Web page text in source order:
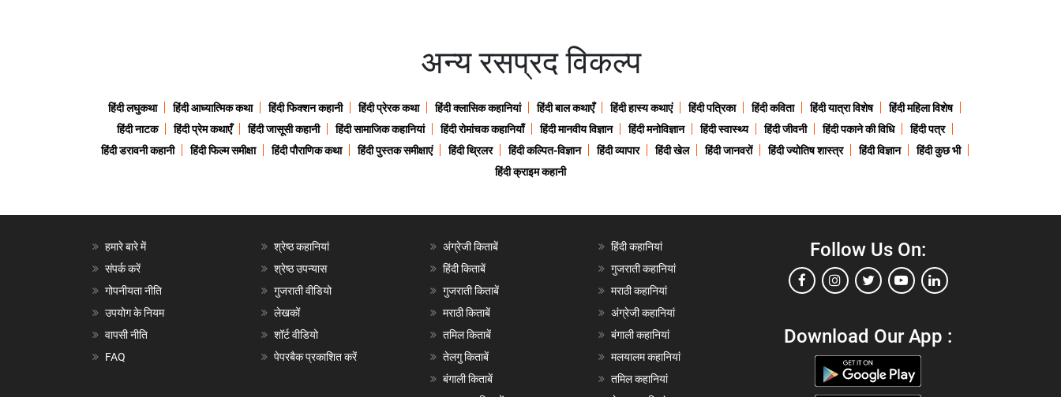
अन्य रसप्रद विकल्प
हिंदी लघुकथा हिंदी आध्यात्मिक कथा हिंदी फिक्शन कहानी हिंदी प्रेरक कथा हिंदी क्लासिक कहानियां हिंदी बाल कथाएँ हिंदी हास्य कथाएं हिंदी पत्रिका हिंदी कविता हिंदी यात्रा विशेष
हिंदी महिला विशेष
हिंदी नाटक
हिंदी प्रेम कथाएँ हिंदी जासूसी कहानी हिंदी सामाजिक कहानियां हिंदी रोमांचक कहानियाँ हिंदी मानवीय विज्ञान हिंदी मनोविज्ञान हिंदी स्वास्थ्य हिंदी जीवनी हिंदी पकाने की विधि
हिंदी पत्र
हिंदी डरावनी कहानी
हिंदी फिल्म समीक्षा हिंदी पौराणिक कथा हिंदी पुस्तक समीक्षाएं हिंदी थ्रिलर हिंदी कल्पित-विज्ञान हिंदी व्यापार हिंदी खेल हिंदी जानवरों हिंदी ज्योतिष शास्त्र हिंदी विज्ञान
हिंदी कुछ भी
हिंदी क्राइम कहानी
हमारे बारे में
संपर्क करें
गोपनीयता नीति
उपयोग के नियम
वापसी नीति
FAQ
श्रेष्ठ कहानियां
श्रेष्ठ उपन्यास
गुजराती वीडियो
लेखकों
शॉर्ट वीडियो
पेपरबैक प्रकाशित करें
अंग्रेजी किताबें
हिंदी किताबें
गुजराती किताबें
मराठी किताबें
तमिल किताबें
तेलगु किताबें
बंगाली किताबें
हिंदी कहानियां
गुजराती कहानियां
मराठी कहानियां
अंग्रेजी कहानियां
बंगाली कहानियां
मलयालम कहानियां
तमिल कहानियां
Follow Us On:
Download Our App :